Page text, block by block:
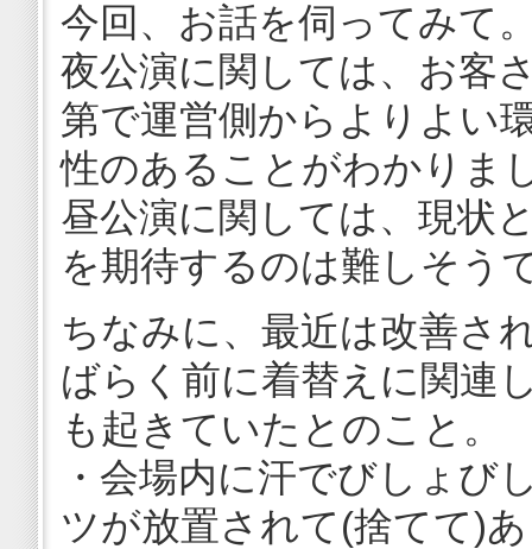
今回、お話を伺ってみて
夜公演に関しては、お客
第で運営側からよりよい
性のあることがわかりま
昼公演に関しては、現状
を期待するのは難しそう
ちなみに、最近は改善さ
ばらく前に着替えに関連
も起きていたとのこと。
・会場内に汗でびしょび
ツが放置されて(捨てて)